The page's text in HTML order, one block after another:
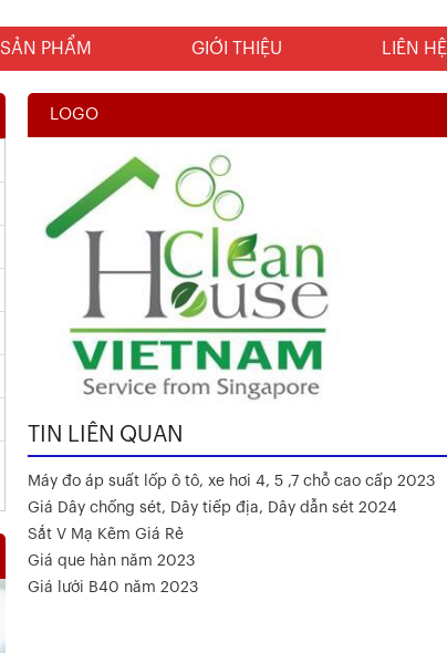
SẢN PHẨM GIỚI THIỆU LIÊN HỆ
LOGO
TIN LIÊN QUAN
Máy đo áp suất lốp ô tô, xe hơi 4, 5 ,7 chỗ cao cấp 2023
Giá Dây chống sét, Dây tiếp địa, Dây dẫn sét 2024
Sắt V Mạ Kẽm Giá Rẻ
Giá que hàn năm 2023
Giá lưới B40 năm 2023